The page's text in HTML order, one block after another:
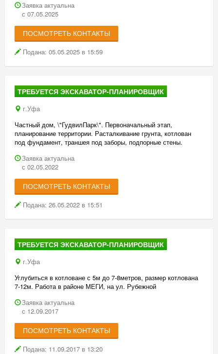
Заявка актуальна
с 07.05.2025
ПОСМОТРЕТЬ КОНТАКТЫ
Подана: 05.05.2025 в 15:59
ТРЕБУЕТСЯ ЭКСКАВАТОР-ПЛАНИРОВЩИК
г.Уфа
Частный дом, \"ГудвилПарк\". Первоначальный этап,
планирование территории. Расталкивание грунта, котлован
под фундамент, траншея под заборы, подпорные стены.
Заявка актуальна
с 02.05.2022
ПОСМОТРЕТЬ КОНТАКТЫ
Подана: 26.05.2022 в 15:51
ТРЕБУЕТСЯ ЭКСКАВАТОР-ПЛАНИРОВЩИК
г.Уфа
Углубиться в котловане с 5м до 7-8метров, размер котлована
7-12м. Работа в районе МЕГИ, на ул. Рубежной
Заявка актуальна
с 12.09.2017
ПОСМОТРЕТЬ КОНТАКТЫ
Подана: 11.09.2017 в 13:20